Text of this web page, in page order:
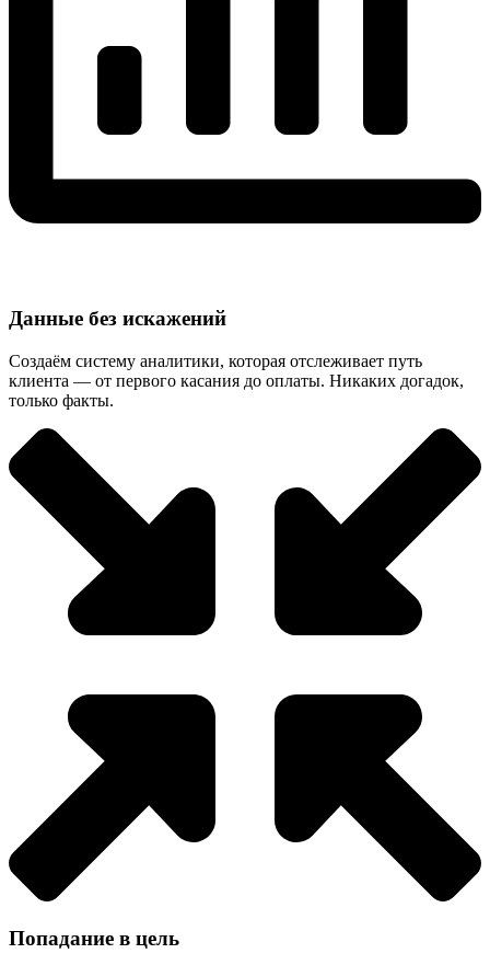
Данные без искажений
Создаём систему аналитики, которая отслеживает путь
клиента — от первого касания до оплаты. Никаких догадок,
только факты.
Попадание в цель